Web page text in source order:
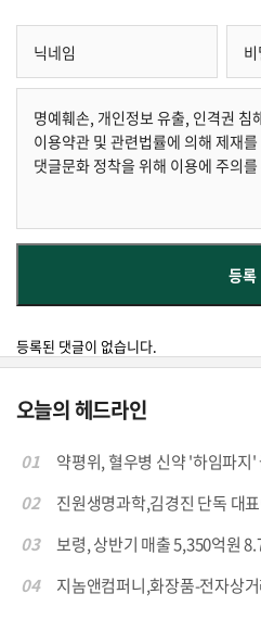
등록된 댓글이 없습니다.
오늘의 헤드라인
01
약평위, 혈우병 신약 '하임파지'
02
진원생명과학,김경진 단독 대
03
보령, 상반기 매출 5,350억원
04
지놈앤컴퍼니,화장품-전자상